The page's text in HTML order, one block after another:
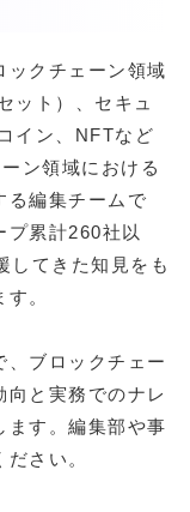
クチェーン領域
ット）、セキュ
イン、NFTなど
ン領域における
る編集チームで
累計260社以
してきた知見をも
。
、ブロックチェー
向と実務でのナレ
ます。編集部や事
ださい。